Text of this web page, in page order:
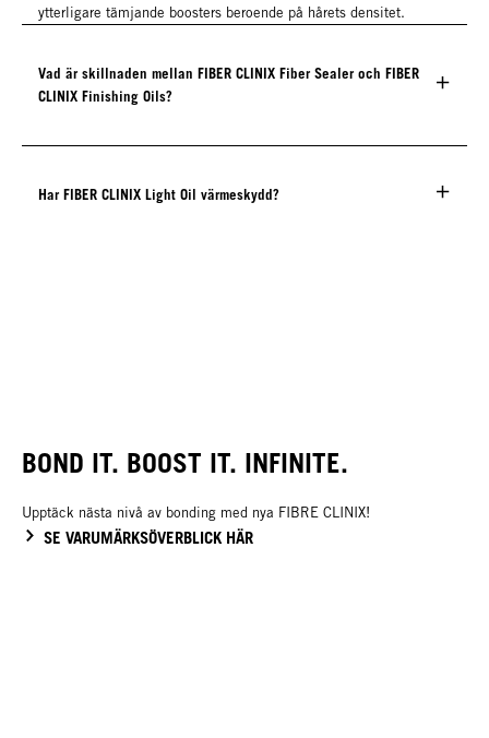
ytterligare tämjande boosters beroende på hårets densitet.
Vad är skillnaden mellan FIBER CLINIX Fiber Sealer och FIBER
CLINIX Finishing Oils?
Har FIBER CLINIX Light Oil värmeskydd?
BOND IT. BOOST IT. INFINITE.
Upptäck nästa nivå av bonding med nya FIBRE CLINIX!
SE VARUMÄRKSÖVERBLICK HÄR